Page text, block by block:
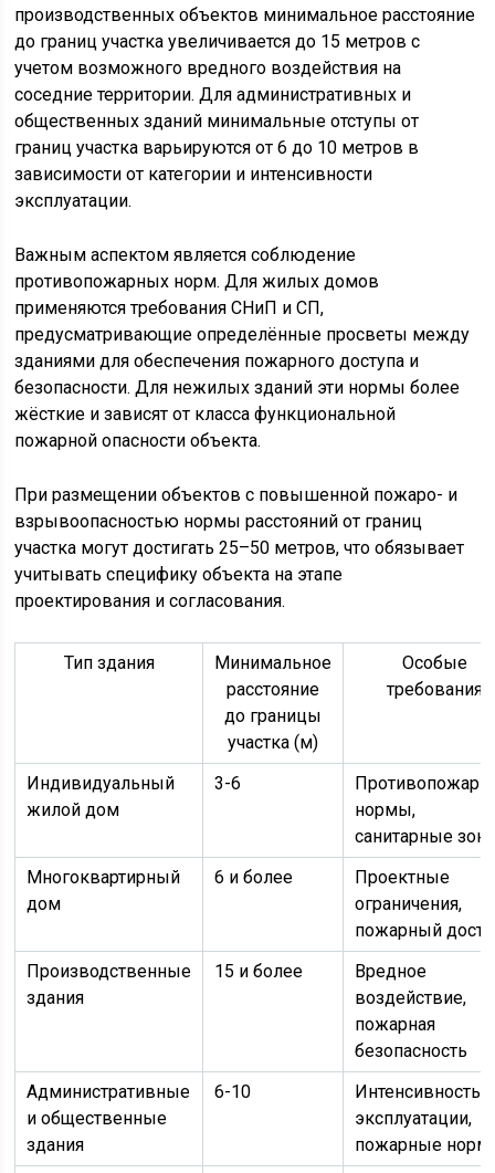
производственных объектов минимальное расстояние
до границ участка увеличивается до 15 метров с
учетом возможного вредного воздействия на
соседние территории. Для административных и
общественных зданий минимальные отступы от
границ участка варьируются от 6 до 10 метров в
зависимости от категории и интенсивности
эксплуатации.
Важным аспектом является соблюдение
противопожарных норм. Для жилых домов
применяются требования СНиП и СП,
предусматривающие определённые просветы между
зданиями для обеспечения пожарного доступа и
безопасности. Для нежилых зданий эти нормы более
жёсткие и зависят от класса функциональной
пожарной опасности объекта.
При размещении объектов с повышенной пожаро- и
взрывоопасностью нормы расстояний от границ
участка могут достигать 25–50 метров, что обязывает
учитывать специфику объекта на этапе
проектирования и согласования.
Тип здания
Минимальное
расстояние
до границы
участка (м)
Особые
требования
Индивидуальный
жилой дом
3-6
нормы,
санитарные
Многоквартирный
дом
6 и более
Проектные
ограничения,
пожарный
Производственные
здания
15 и более
Вредное
воздействие,
пожарная
безопасность
Административные
и общественные
здания
6-10
Интенсивность
эксплуатации,
пожарные